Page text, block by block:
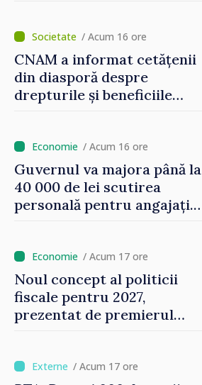
/ Acum 16 ore
CNAM a informat cetățenii
din diasporă despre
drepturile și beneficiile
/ Acum 16 ore
Guvernul va majora până la
40 000 de lei scutirea
personală pentru angajați.
oamenilor”/ Acum 17 ore
Noul concept al politicii
fiscale pentru 2027,
prezentat de premierul
investițiile, taxăm viciile și
/ Acum 17 ore